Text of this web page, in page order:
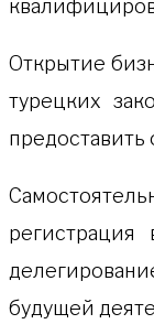
Открытие
турецких
будущей